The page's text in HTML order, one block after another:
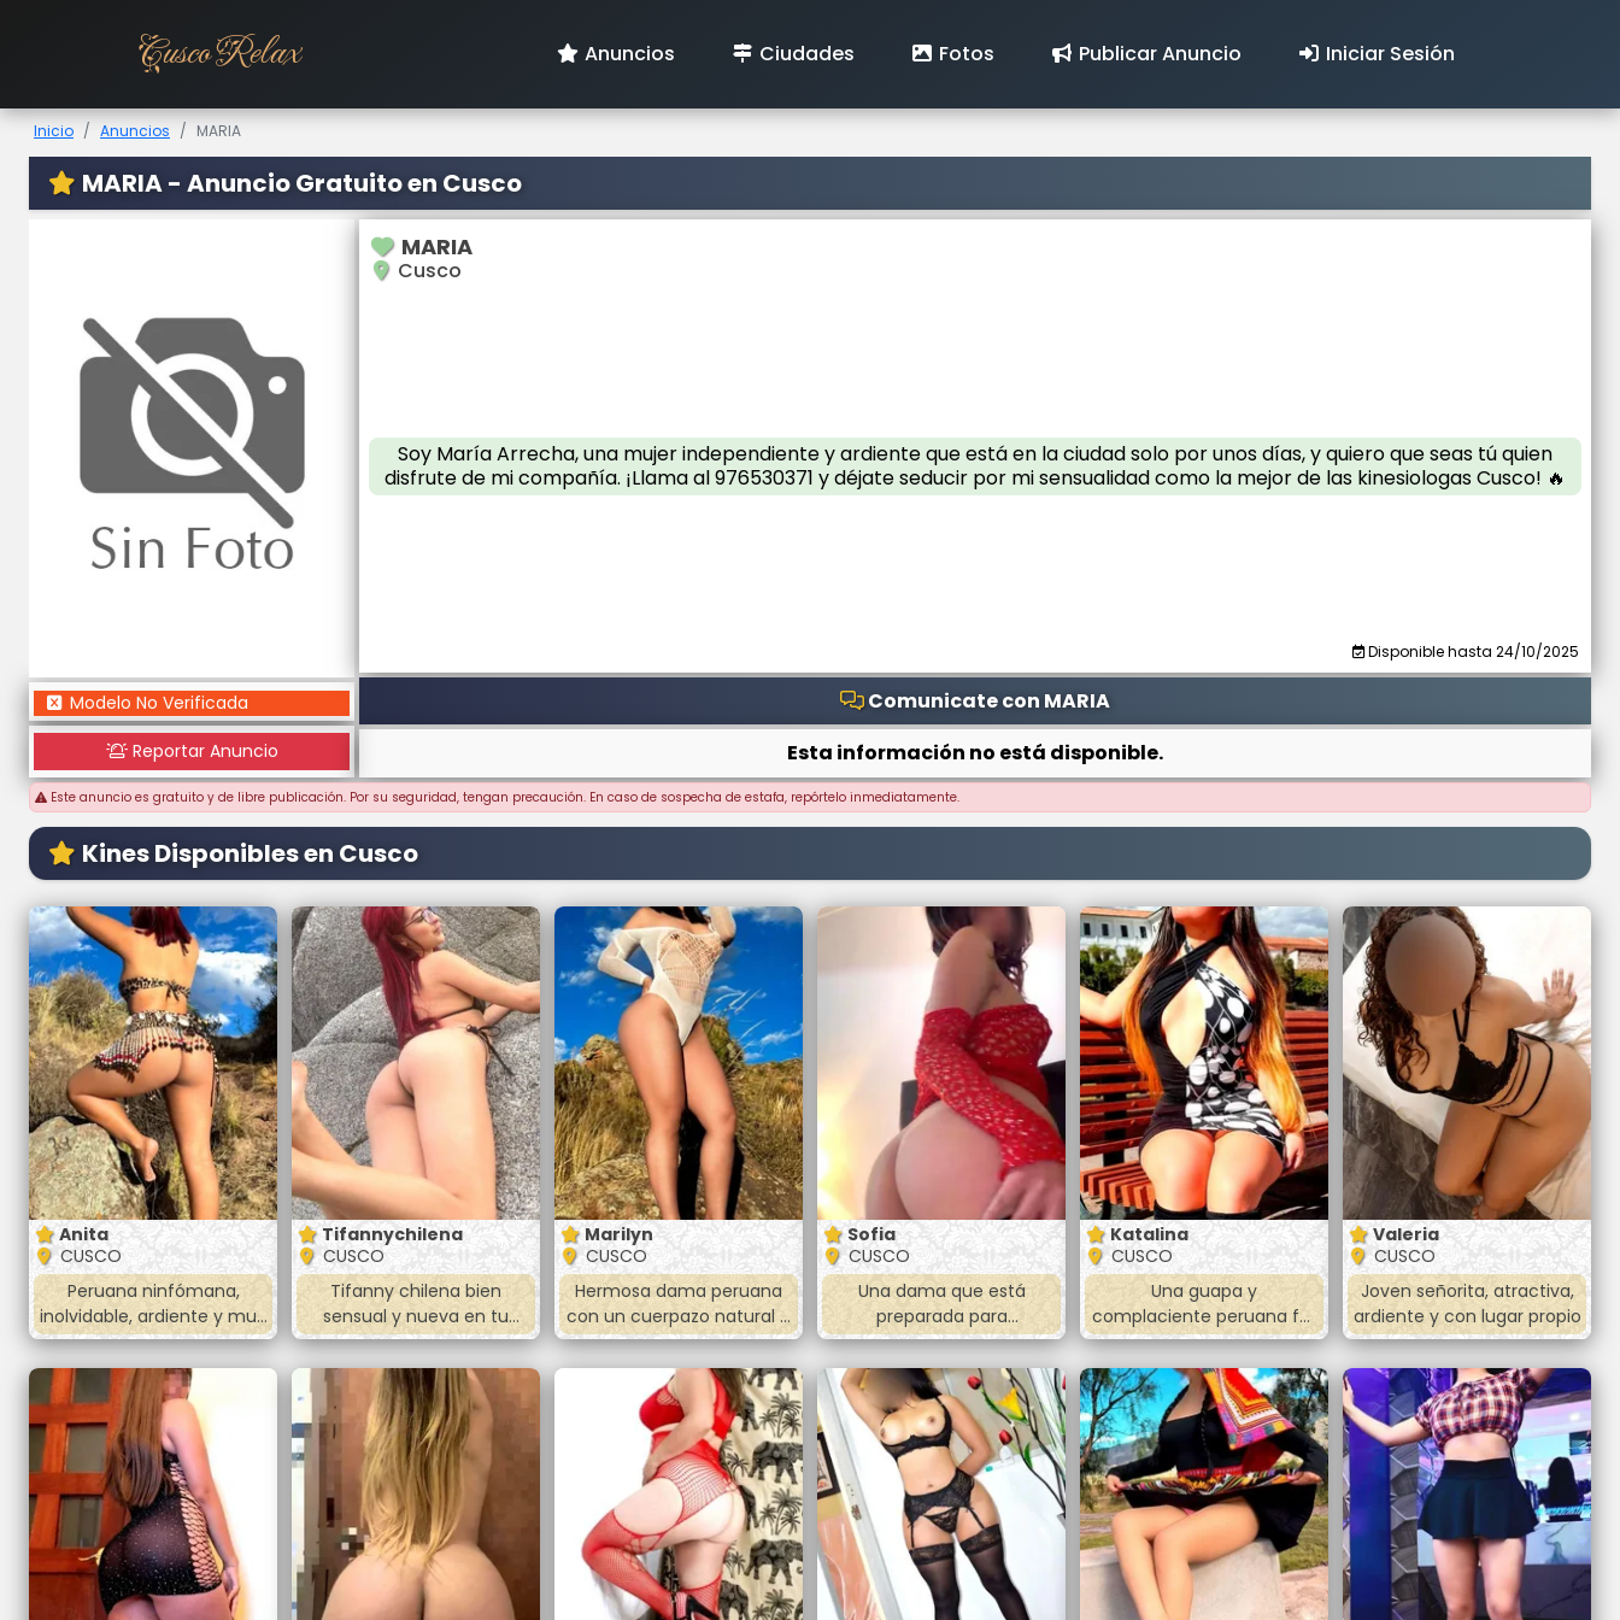
Cusco Relax Anuncios Ciudades Fotos Publicar Anuncio Iniciar Sesión
Inicio Anuncios MARIA
MARIA - Anuncio Gratuito en Cusco
Modelo No Verificada
Reportar Anuncio
MARIA
Cusco
Soy María Arrecha, una mujer independiente y ardiente que está en la ciudad solo por unos días, y quiero que seas tú quien
disfrute de mi compañía. ¡Llama al 976530371 y déjate seducir por mi sensualidad como la mejor de las kinesiologas Cusco! 🔥
Disponible hasta 24/10/2025
Comunicate con MARIA
Esta información no está disponible.
Este anuncio es gratuito y de libre publicación. Por su seguridad, tengan precaución. En caso de sospecha de estafa, repórtelo inmediatamente.
Kines Disponibles en Cusco
Anita
CUSCO
Peruana ninfómana,
inolvidable, ardiente y muy
apasionada.
Tifannychilena
CUSCO
Tifanny chilena bien
sensual y nueva en tu
bella ciudad.
Marilyn
CUSCO
Hermosa dama peruana
con un cuerpazo natural e
insaciable.
Sofia
CUSCO
Una dama que está
preparada para
complacerte delicioso.
Katalina
CUSCO
Una guapa y
complaciente peruana full
cola, oral peladito
Valeria
CUSCO
Joven señorita, atractiva,
ardiente y con lugar propio